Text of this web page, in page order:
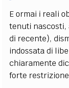
E ormai i reali
tenuti nascosti,
di recente),
indossata di
chiaramente
forte